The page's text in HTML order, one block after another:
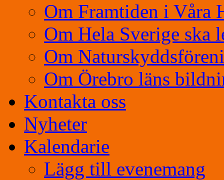
Om Framtiden i Våra
Om Hela Sverige ska
Om
Om Örebro läns
Kontakta oss
Nyheter
Kalendarie
Lägg till evenemang